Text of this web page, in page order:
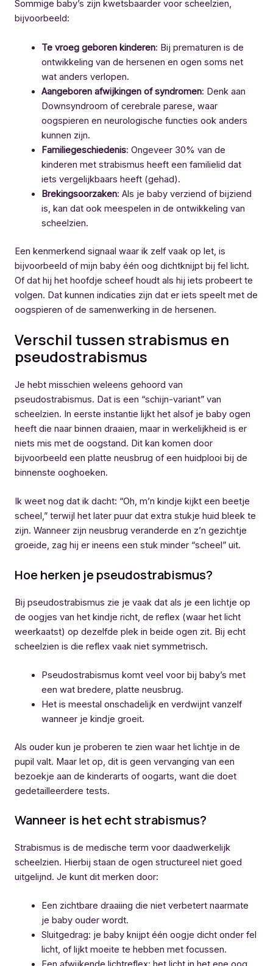
Sommige baby’s zijn kwetsbaarder voor scheelzien,
bijvoorbeeld:
Te vroeg geboren kinderen: Bij prematuren is de
ontwikkeling van de hersenen en ogen soms net
wat anders verlopen.
Aangeboren afwijkingen of syndromen: Denk aan
Downsyndroom of cerebrale parese, waar
oogspieren en neurologische functies ook anders
kunnen zijn.
Familiegeschiedenis: Ongeveer 30% van de
kinderen met strabismus heeft een familielid dat
iets vergelijkbaars heeft (gehad).
Brekingsoorzaken: Als je baby verziend of bijziend
is, kan dat ook meespelen in de ontwikkeling van
scheelzien.
Een kenmerkend signaal waar ik zelf vaak op let, is
bijvoorbeeld of mijn baby één oog dichtknijpt bij fel licht.
Of dat hij het hoofdje scheef houdt als hij iets probeert te
volgen. Dat kunnen indicaties zijn dat er iets speelt met de
oogspieren of de samenwerking in de hersenen.
Verschil tussen strabismus en
pseudostrabismus
Je hebt misschien weleens gehoord van
pseudostrabismus. Dat is een “schijn-variant” van
scheelzien. In eerste instantie lijkt het alsof je baby ogen
heeft die naar binnen draaien, maar in werkelijkheid is er
niets mis met de oogstand. Dit kan komen door
bijvoorbeeld een platte neusbrug of een huidplooi bij de
binnenste ooghoeken.
Ik weet nog dat ik dacht: “Oh, m’n kindje kijkt een beetje
scheel,” terwijl het later puur dat extra stukje huid bleek te
zijn. Wanneer zijn neusbrug veranderde en z’n gezichtje
groeide, zag hij er ineens een stuk minder “scheel” uit.
Hoe herken je pseudostrabismus?
Bij pseudostrabismus zie je vaak dat als je een lichtje op
de oogjes van het kindje richt, de reflex (waar het licht
weerkaatst) op dezelfde plek in beide ogen zit. Bij echt
scheelzien is die reflex vaak niet symmetrisch.
Pseudostrabismus komt veel voor bij baby’s met
een wat bredere, platte neusbrug.
Het is meestal onschadelijk en verdwijnt vanzelf
wanneer je kindje groeit.
Als ouder kun je proberen te zien waar het lichtje in de
pupil valt. Maar let op, dit is geen vervanging van een
bezoekje aan de kinderarts of oogarts, want die doet
gedetailleerdere tests.
Wanneer is het echt strabismus?
Strabismus is de medische term voor daadwerkelijk
scheelzien. Hierbij staan de ogen structureel niet goed
uitgelijnd. Je kunt dit merken door:
Een zichtbare draaiing die niet verbetert naarmate
je baby ouder wordt.
Sluitgedrag: je baby knijpt één oogje dicht onder fel
licht, of lijkt moeite te hebben met focussen.